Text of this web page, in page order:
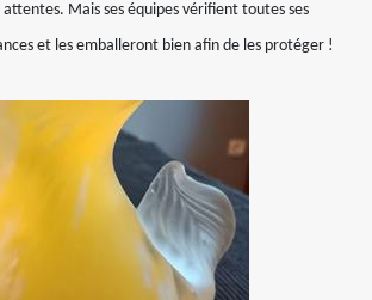
Mais ses équipes vérifient toutes ses
et les emballeront bien afin de les protéger !